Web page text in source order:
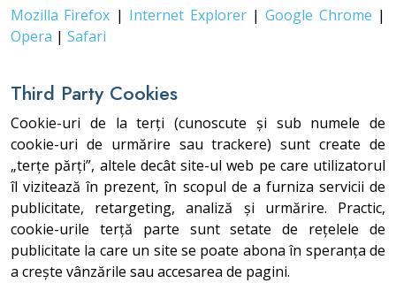
Mozilla Firefox | Internet Explorer|Google Chrome |
Opera | Safari
Third Party Cookies
Cookie-uri de la terți (cunoscute și sub numele de
cookie-uri de urmărire sau trackere) sunt create de
„terțe părți”, altele decât site-ul web pe care utilizatorul
îl vizitează în prezent, în scopul de a furniza servicii de
publicitate, retargeting, analiză și urmărire. Practic,
cookie-urile terță parte sunt setate de rețelele de
publicitate la care un site se poate abona în speranța de
a crește vânzările sau accesarea de pagini.